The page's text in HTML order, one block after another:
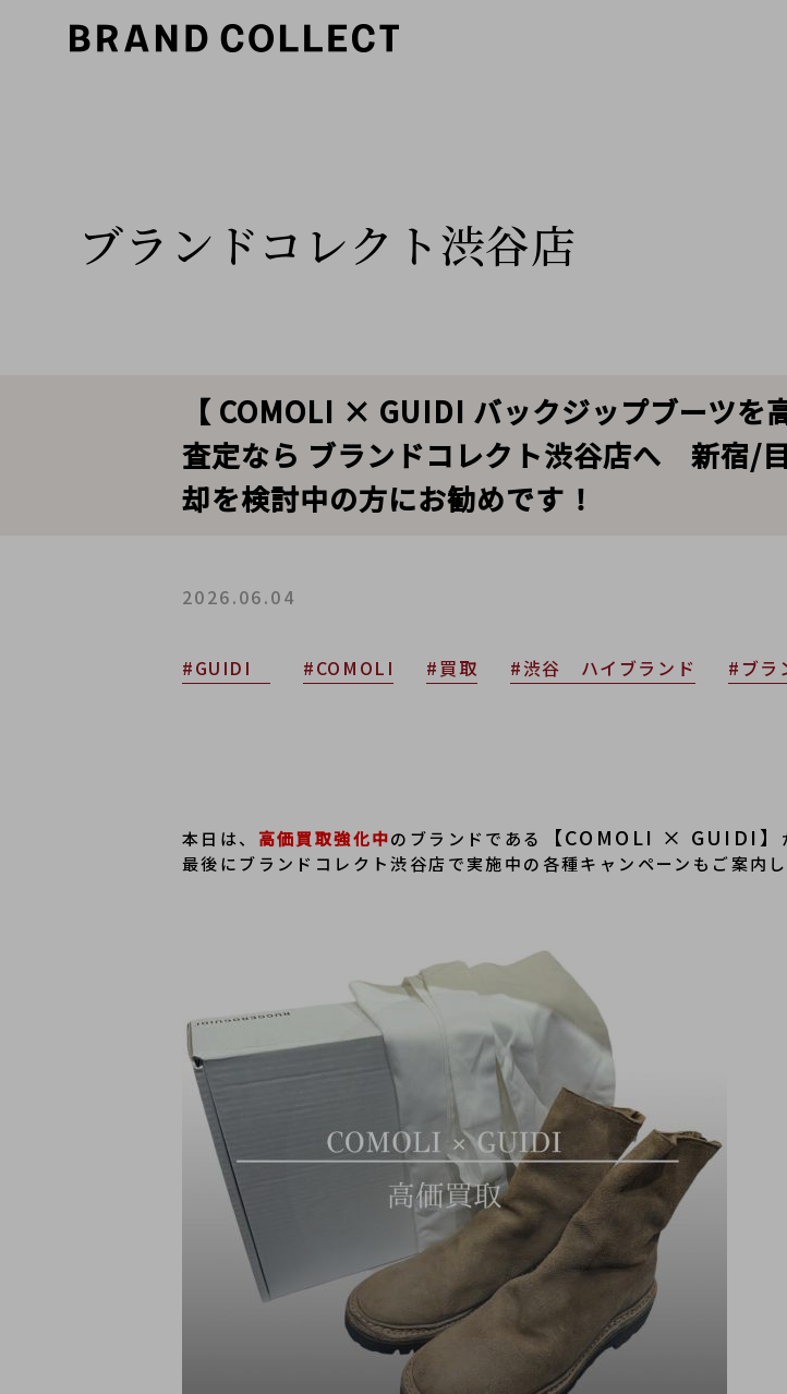
ブランドコレクト渋谷店
【 COMOLI × GUIDI バックジップブーツ
査定なら ブランドコレクト渋谷店へ 新宿/
却を検討中の方にお勧めです！
2026.06.04
#GUIDI #COMOLI #買取 #渋谷 ハイブランド #ブラ
本日は、 高価買取強化中のブランドである 【COMOLI × GUIDI】
最後にブランドコレクト渋谷店で実施中の各種キャンペーンもご案内